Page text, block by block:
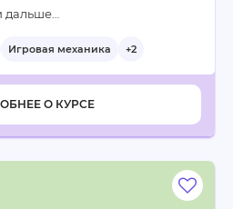
Игровая механика +2
О КУРСЕ